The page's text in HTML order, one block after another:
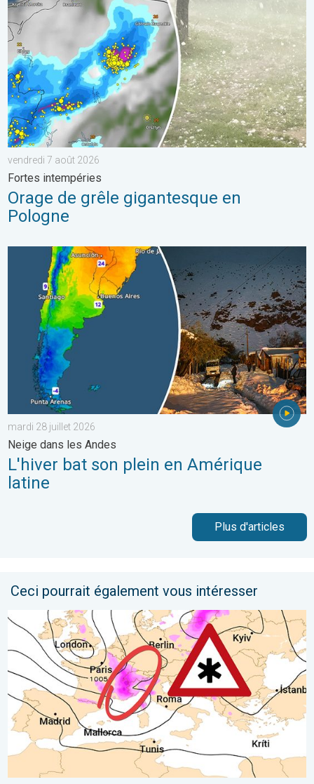
vendredi 7 août 2026
Fortes intempéries
Orage de grêle gigantesque en
Pologne
L'hiver bat son plein en Amérique latine. Neige dans les
mardi 28 juillet 2026
Neige dans les Andes
L'hiver bat son plein en Amérique
latine
Plus d'articles
Ceci pourrait également vous intéresser
Risque de neige dimanche en Suisse ?. Dégradation